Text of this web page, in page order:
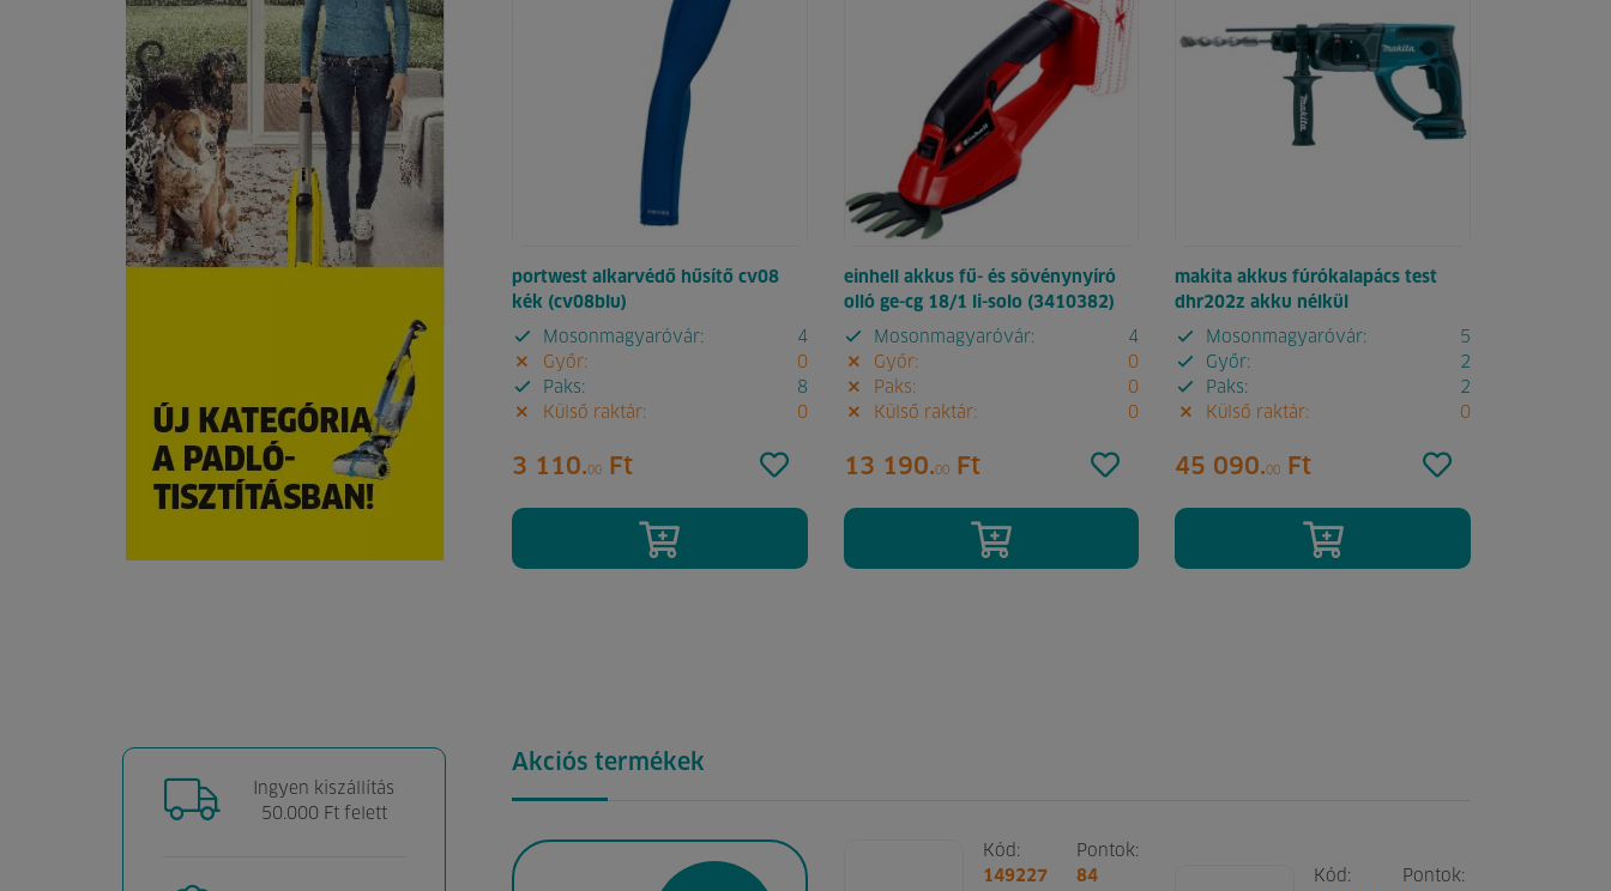
portwest alkarvédő hűsítő cv08
kék (cv08blu)
Mosonmagyaróvár:
4
Győr:
0
Paks:
8
Külső raktár:
0
3 110.00 Ft
einhell akkus fű- és sövénynyíró
olló ge-cg 18/1 li-solo (3410382)
Mosonmagyaróvár:
4
Győr:
0
Paks:
0
Külső raktár:
0
13 190.00Ft
makita akkus fúrókalapács test
dhr202z akku nélkül
Mosonmagyaróvár:
5
Győr:
2
Paks:
2
Külső raktár:
0
45 090.00 Ft
Ingyen kiszállítás
50.000 Ft felett
Akciós termékek
Kód:
149227
Pontok:
84
Kód:
Pontok: